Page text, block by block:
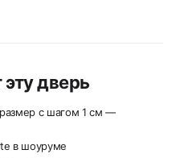
дверь
с шагом 1 см —
в шоуруме